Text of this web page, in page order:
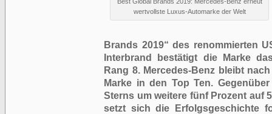
wertvollste Luxus-Automarke der Welt
Brands 2019“ des renommierten
Interbrand bestätigt die Marke
Rang 8. Mercedes-Benz bleibt
Marke in den Top Ten.
Sterns um weitere fünf Prozent auf
setzt sich die Erfolgsgeschichte